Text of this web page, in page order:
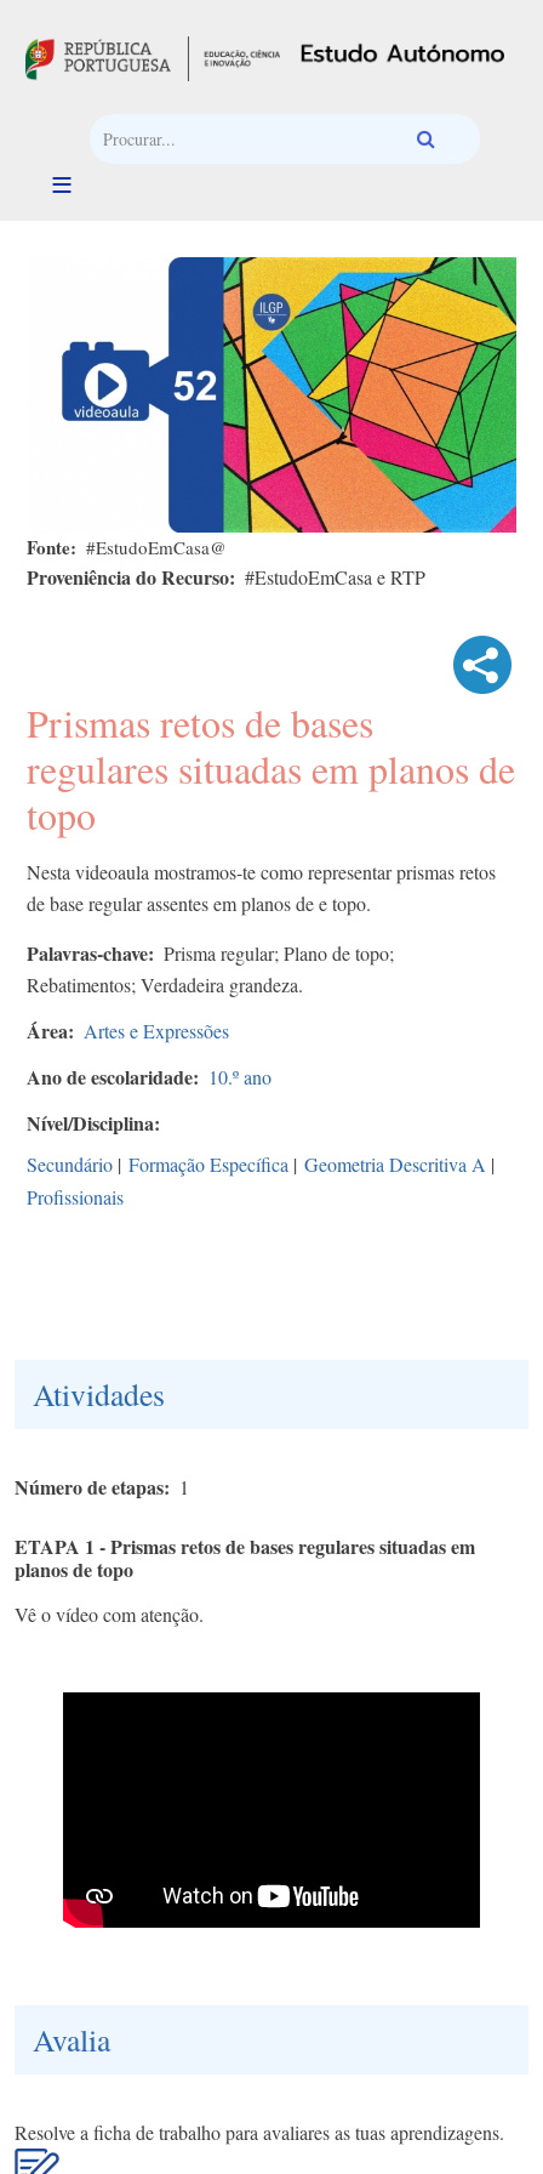
Fonte #EstudoEmCasa@
Proveniência do Recurso #EstudoEmCasa e RTP
Prismas retos de bases
regulares situadas em planos de
topo
Nesta videoaula mostramos-te como representar prismas retos
de base regular assentes em planos de e topo.
Palavras-chave
Prisma regular; Plano de topo;
Rebatimentos; Verdadeira grandeza.
Área Artes e Expressões
Ano de escolaridade 10.º ano
Nível/Disciplina
Secundário | Formação Específica | Geometria Descritiva A |
Profissionais
Atividades
Número de etapas 1
ETAPA 1 - Prismas retos de bases regulares situadas em
planos de topo
Vê o vídeo com atenção.
Avalia
Resolve a ficha de trabalho para avaliares as tuas aprendizagens.